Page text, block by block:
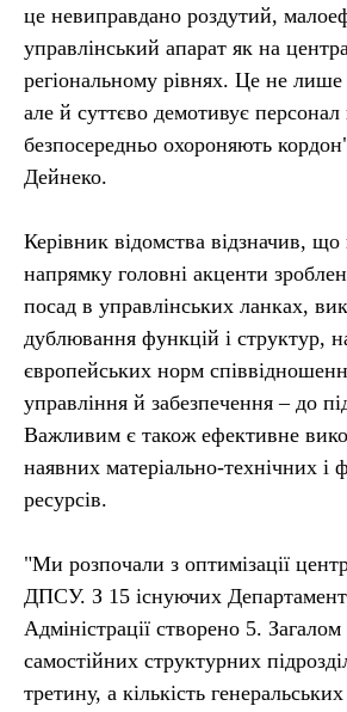
це невиправдано роздутий,
управлінський апарат як на
регіональному рівнях. Це не лише
але й суттєво демотивує персонал
безпосередньо охороняють
Дейнеко.
Керівник відомства відзначив,
напрямку головні акценти
посад в управлінських ланках,
дублювання функцій і структур,
європейських норм
управління й забезпечення – до
Важливим є також ефективне
наявних матеріально-технічних і
ресурсів.
"Ми розпочали з оптимізації
ДПСУ. З 15 існуючих
Адміністрації створено 5. Загалом
самостійних структурних
третину, а кількість